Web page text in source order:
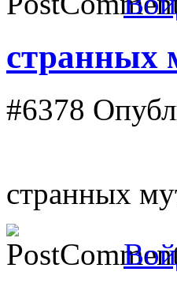
странных
#6378
странных